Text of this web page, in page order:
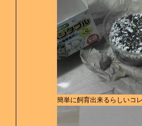
簡単に飼育出来るらしいコ